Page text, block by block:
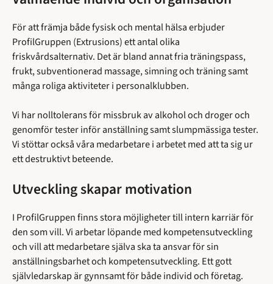
För att främja både fysisk och mental hälsa erbjuder
ProfilGruppen (Extrusions) ett antal olika
friskvårdsalternativ. Det är bland annat fria träningspass,
frukt, subventionerad massage, simning och träning samt
många roliga aktiviteter i personalklubben.
Vi har nolltolerans för missbruk av alkohol och droger och
genomför tester inför anställning samt slumpmässiga tester.
Vi stöttar också våra medarbetare i arbetet med att ta sig ur
ett destruktivt beteende.
Utveckling skapar motivation
I ProfilGruppen finns stora möjligheter till intern karriär för
den som vill. Vi arbetar löpande med kompetensutveckling
och vill att medarbetare själva ska ta ansvar för sin
anställningsbarhet och kompetensutveckling. Ett gott
självledarskap är gynnsamt för både individ och företag.